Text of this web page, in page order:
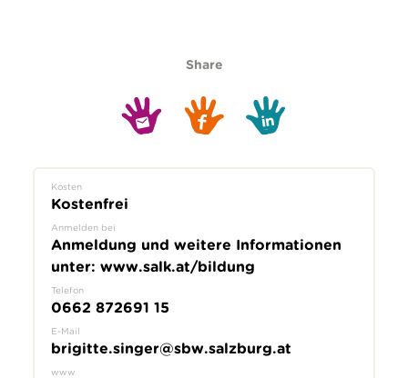
Share
Kosten
Kostenfrei
Anmelden bei
Anmeldung und weitere Informationen
unter: www.salk.at/bildung
Telefon
0662 872691 15
E-Mail
brigitte.singer@sbw.salzburg.at
www